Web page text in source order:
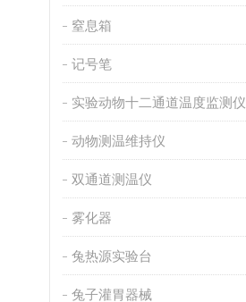
窒息箱
记号笔
实验动物十二通道温度监测仪
动物测温维持仪
双通道测温仪
雾化器
兔热源实验台
兔子灌胃器械